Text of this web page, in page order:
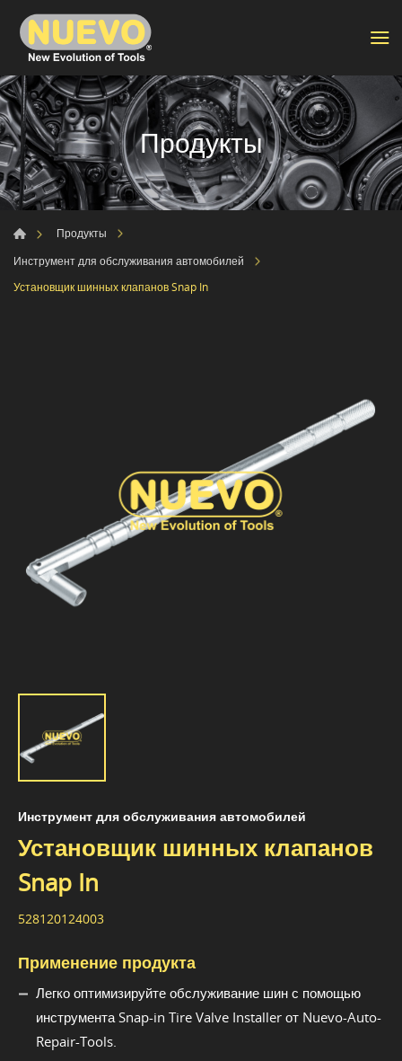
Продукты
Продукты
Инструмент для обслуживания автомобилей
Установщик шинных клапанов Snap In
Инструмент для обслуживания автомобилей
Установщик шинных клапанов
Snap In
528120124003
Применение продукта
Легко оптимизируйте обслуживание шин с помощью
инструмента Snap-in Tire Valve Installer от Nuevo-Auto-
Repair-Tools.